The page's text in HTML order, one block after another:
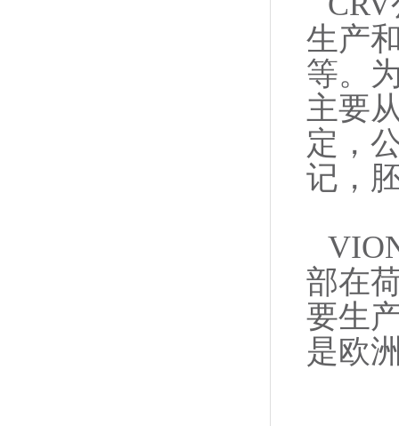
生产
等。
主要
定，
记，
部在
要生
是欧